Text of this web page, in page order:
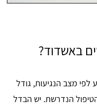
באשדוד?
מצב הנגיעות, גודל
הנדרשת. יש הבדל